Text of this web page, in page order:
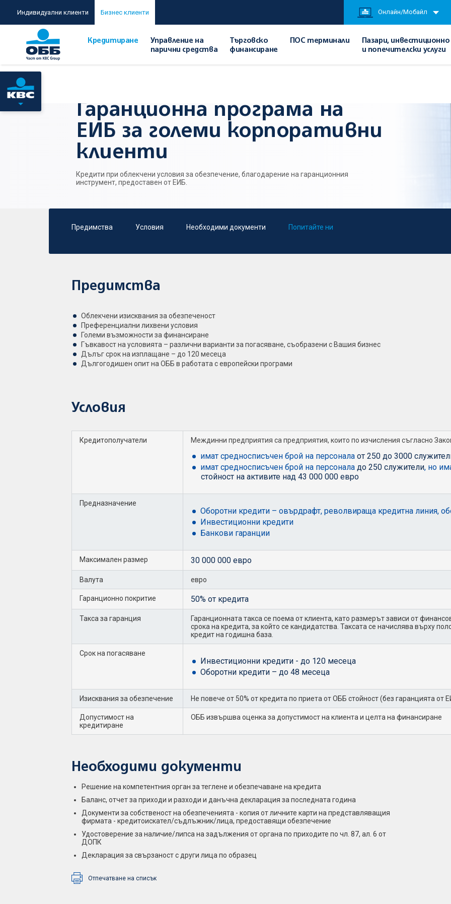
Индивидуални клиенти Бизнес клиенти Онлайн/Мобайл
Кредитиране
Управление на
парични средства
Търговско
финансиране
ПОС терминали
Пазари,
и попечителски услуги
Гаранционна програма на
ЕИБ за големи корпоративни
клиенти
Кредити при облекчени условия за обезпечение, благодарение на гаранционния
инструмент, предоставен от ЕИБ.
Предимства Условия Необходими документи Попитайте ни
Предимства
Облекчени изисквания за обезпеченост
Преференциални лихвени условия
Големи възможности за финансиране
Гъвкавост на условията – различни варианти за погасяване, съобразени с Вашия бизнес
Дълъг срок на изплащане – до 120 месеца
Дългогодишен опит на ОББ в работата с европейски програми
Условия
Кредитополучатели Междинни предприятия са предприятия, които по изчисления съгласно
имат средносписъчен брой на персонала от 250 до 3000
имат средносписъчен брой на персонала до 250 служители, но
стойност на активите над 43 000 000 евро
Предназначение
Оборотни кредити – овърдрафт, револвираща кредитна линия,
Инвестиционни кредити
Банкови гаранции
Максимален размер 30 000 000 евро
Валута евро
Гаранционно покритие 50% от кредита
Такса за гаранция
Гаранционната такса се поема от клиента, като размерът зависи от
срока на кредита, за който се кандидатства. Таксата се начислява върху
кредит на годишна база.
Срок на погасяване
Инвестиционни кредити - до 120 месеца
Оборотни кредити – до 48 месеца
Изисквания за обезпечение Не повече от 50% от кредита по приета от ОББ стойност (без гаранцията от
Допустимост на
кредитиране
ОББ извършва оценка за допустимост на клиента и целта на финансиране
Необходими документи
Решение на компетентния орган за теглене и обезпечаване на кредита
Баланс, отчет за приходи и разходи и данъчна декларация за последната година
Документи за собственост на обезпеченията - копия от личните карти на представляващия
фирмата - кредитоискател/съдлъжник/лица, предоставящи обезпечение
Удостоверение за наличие/липса на задължения от органа по приходите по чл. 87, ал. 6 от
ДОПК
Декларация за свързаност с други лица по образец
Отпечатване на списък